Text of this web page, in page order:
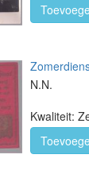
N.N.
Kwaliteit: